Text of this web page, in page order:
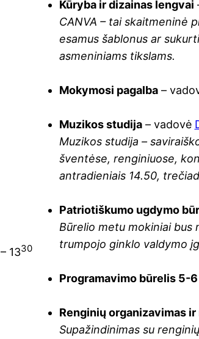
– 1330
Kūryba ir dizainas lengvai
CANVA – tai skaitmeninė
esamus šablonus ar
asmeniniams tikslams.
Mokymosi pagalba–
Muzikos studija– vadovė
Muzikos studija –
šventėse, renginiuose,
antradieniais 14.50,
Patriotiškumo ugdymo
Būrelio metu mokiniai bus
trumpojo ginklo valdymo
Programavimo būrelis 5-6
Renginių organizavimas
Supažindinimas su